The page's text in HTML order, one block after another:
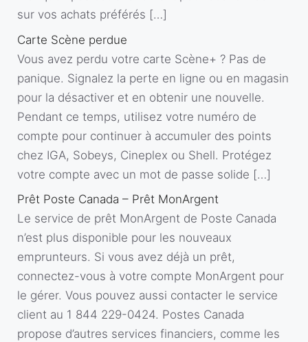
sur vos achats préférés […]
Carte Scène perdue
Vous avez perdu votre carte Scène+ ? Pas de
panique. Signalez la perte en ligne ou en magasin
pour la désactiver et en obtenir une nouvelle.
Pendant ce temps, utilisez votre numéro de
compte pour continuer à accumuler des points
chez IGA, Sobeys, Cineplex ou Shell. Protégez
votre compte avec un mot de passe solide […]
Prêt Poste Canada – Prêt MonArgent
Le service de prêt MonArgent de Poste Canada
n’est plus disponible pour les nouveaux
emprunteurs. Si vous avez déjà un prêt,
connectez-vous à votre compte MonArgent pour
le gérer. Vous pouvez aussi contacter le service
client au 1 844 229-0424. Postes Canada
propose d’autres services financiers, comme les